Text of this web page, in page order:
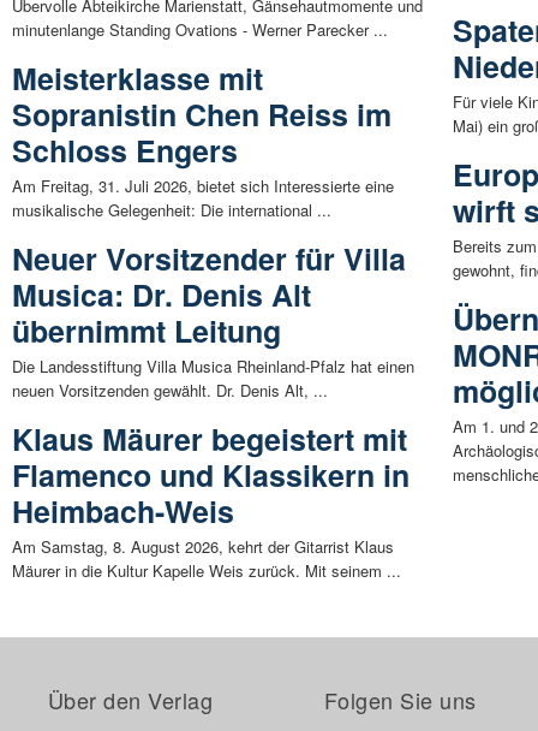
Übervolle Abteikirche Marienstatt, Gänsehautmomente und
minutenlange Standing Ovations - Werner Parecker ...
Meisterklasse mit
Sopranistin Chen Reiss im
Schloss Engers
Am Freitag, 31. Juli 2026, bietet sich Interessierte eine
musikalische Gelegenheit: Die international ...
Neuer Vorsitzender für Villa
Musica: Dr. Denis Alt
übernimmt Leitung
Die Landesstiftung Villa Musica Rheinland-Pfalz hat einen
neuen Vorsitzenden gewählt. Dr. Denis Alt, ...
Klaus Mäurer begeistert mit
Flamenco und Klassikern in
Heimbach-Weis
Am Samstag, 8. August 2026, kehrt der Gitarrist Klaus
Mäurer in die Kultur Kapelle Weis zurück. Mit seinem ...
Für viele
Mai) ein
wirft
Bereits
gewohnt,
Am 1. und
Über den Verlag Folgen Sie uns